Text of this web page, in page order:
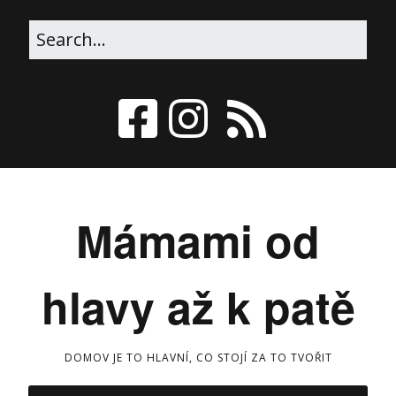
Mámami od
hlavy až k patě
DOMOV JE TO HLAVNÍ, CO STOJÍ ZA TO TVOŘIT